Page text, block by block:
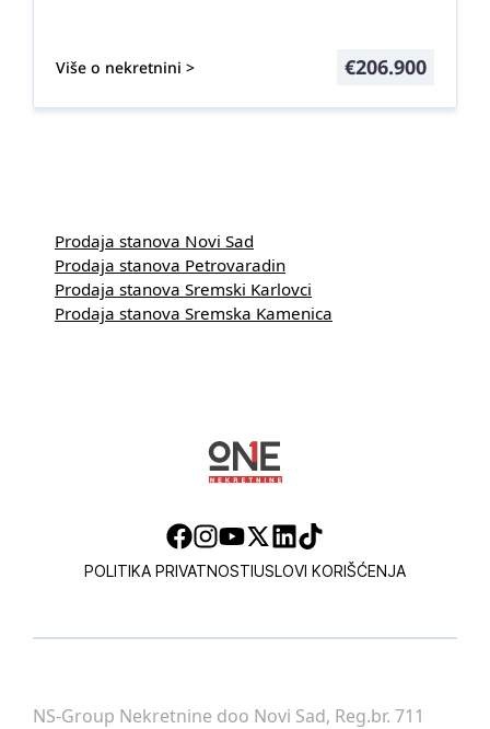
Više o nekretnini > €206.900
Prodaja stanova Novi Sad
Prodaja stanova Petrovaradin
Prodaja stanova Sremski Karlovci
Prodaja stanova Sremska Kamenica
POLITIKA PRIVATNOSTIUSLOVI KORIŠĆENJA
NS-Group Nekretnine doo Novi Sad, Reg.br. 711